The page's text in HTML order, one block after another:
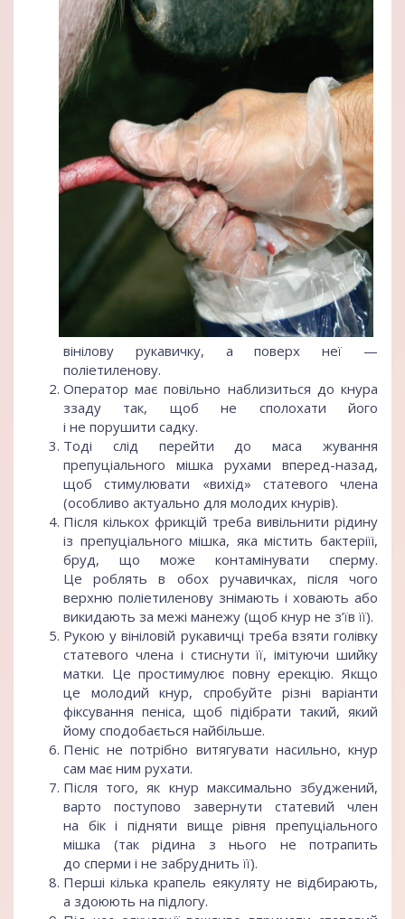
вінілову рукавичку, а поверх неї —
поліетиленову.
Оператор має повільно наблизиться до кнура
ззаду так, щоб не сполохати його
і не порушити садку.
Тоді слід перейти до маса жування
препуціального мішка рухами вперед-назад,
щоб стимулювати «вихід» статевого члена
(особливо актуально для молодих кнурів).
Після кількох фрикцій треба вивільнити рідину
із препуціального мішка, яка містить бактеріїі,
бруд, що може контамінувати сперму.
Це роблять в обох ручавичках, після чого
верхню поліетиленову знімають і ховають або
викидають за межі манежу (щоб кнур не з’їв її).
Рукою у вініловій рукавичці треба взяти голівку
статевого члена і стиснути її, імітуючи шийку
матки. Це простимулює повну ерекцію. Якщо
це молодий кнур, спробуйте різні варіанти
фіксування пеніса, щоб підібрати такий, який
йому сподобається найбільше.
Пеніс не потрібно витягувати насильно, кнур
сам має ним рухати.
Після того, як кнур максимально збуджений,
варто поступово завернути статевий член
на бік і підняти вище рівня препуціального
мішка (так рідина з нього не потрапить
до сперми і не забруднить її).
Перші кілька крапель еякуляту не відбирають,
а здоюють на підлогу.